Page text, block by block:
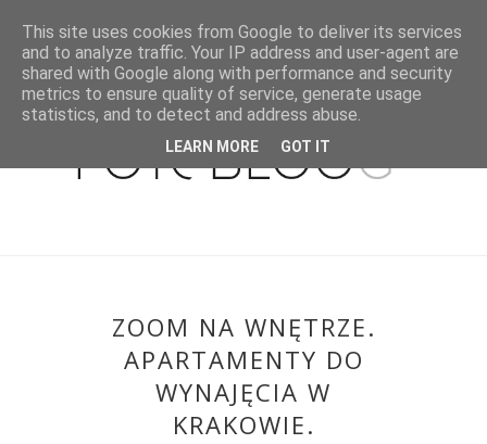
ZOOM NA WNĘTRZE.
APARTAMENTY DO
WYNAJĘCIA W
KRAKOWIE.
This site uses cookies from Google to deliver its services
and to analyze traffic. Your IP address and user-agent are
shared with Google along with performance and security
metrics to ensure quality of service, generate usage
statistics, and to detect and address abuse.
LEARN MORE GOT IT